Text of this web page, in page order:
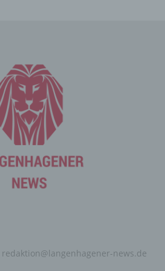
redaktion@langenhagener-news.de
können die (1) verwendeten
(2) das vom zugreifenden
(3) die
ein zugreifendes System auf
(sogenannte Referrer), (4)
über ein zugreifendes
Uhrzeit eines Zugriffs auf die
Internet-Protokoll-Adresse (IP-
Service-Provider des